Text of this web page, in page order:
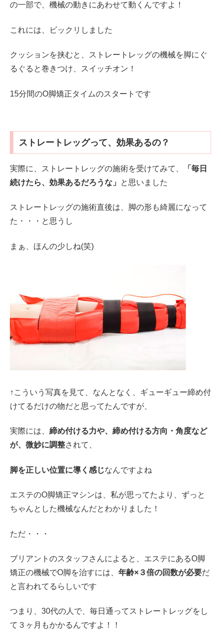
の一部で、機械の動きにあわせて動くんですよ！
これには、ビックリしました
クッションを挟むと、ストレートレッグの機械を脚にぐ
るぐると巻きつけ、スイッチオン！
15分間のO脚矯正タイムのスタートです
ストレートレッグって、効果あるの？
実際に、ストレートレッグの施術を受けてみて、
「毎日
続けたら、効果あるだろうな」
と思いました
ストレートレッグの施術直後は、脚の形も綺麗になって
た・・・と思うし
まぁ、ほんの少しね(笑)
↑こういう写真を見て、なんとなく、ギューギュー締め付
けてるだけの物だと思ってたんですが、
実際には、 締め付ける力や、締め付ける方向・角度など
が、微妙に調整されて、
脚を正しい位置に導く感じなんですよね
エステのO脚矯正マシンは、私が思ってたより、ずっと
ちゃんとした機械なんだとわかりました！
ただ・・・
ブリアントのスタッフさんによると、エステにあるO脚
矯正の機械でO脚を治すには、 年齢×３倍の回数が必要だ
と言われてるらしいです
つまり、30代の人で、毎日通ってストレートレッグをし
て３ヶ月もかかるんですよ！！